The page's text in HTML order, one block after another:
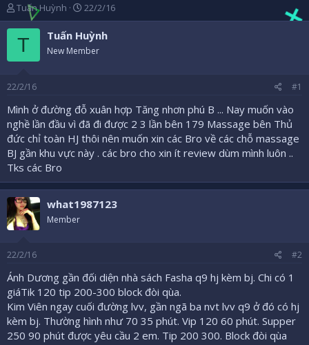
B
ắ
t
đ
Tuấn Huỳnh
N
g
à
y
b
ầ
u
22/2/16
T Tuấn Huỳnh
New Member
22/2/16 #1
Mình ở đường đỗ xuân hợp Tăng nhơn phú B ... Nay muốn vào
nghề lần đầu vì đã đi được 2 3 lần bên 179 Massage bên Thủ
đức chỉ toàn HJ thôi nên muốn xin các Bro về các chỗ massage
BJ gần khu vực này . các bro cho xin ít review dùm mình luôn ..
Tks các Bro
what1987123
Member
22/2/16 #2
Ánh Dương gần đối diện nhà sách Fasha q9 hj kèm bj. Chi có 1
giáTik 120 tip 200-300 block đòi qùa.
Kim Viên ngay cuối đường lvv, gần ngã ba nvt lvv q9 ở đó có hj
kèm bj. Thường hình như 70 35 phút. Vip 120 60 phút. Supper
250 90 phút được yêu cầu 2 em. Tip 200 300. Block đòi qùa